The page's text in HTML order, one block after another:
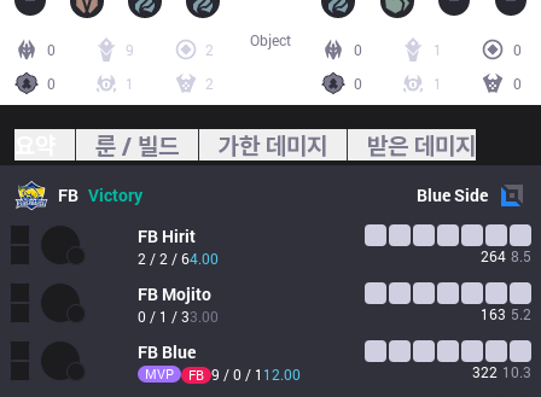
0 9
2
0
1 2
0 1
0
0
1 0
Object
룬 / 빌드 가한 데미지 받은 데미지
FB Victory BlueSide
FB Hirit
2 / 2 / 64.00 264 8.5
FB Mojito
0 / 1 / 33.00 163 5.2
FB Blue
MVP FB 9 / 0 / 1 12.00 322 10.3